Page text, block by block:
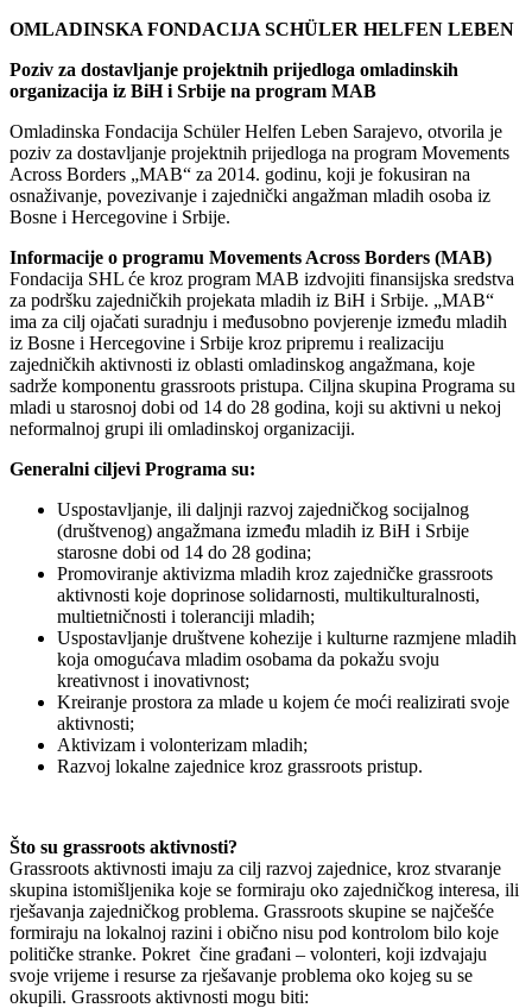
OMLADINSKA FONDACIJA SCHÜLER HELFEN LEBEN
Poziv za dostavljanje projektnih prijedloga omladinskih
organizacija iz BiH i Srbije na program MAB
Omladinska Fondacija Schüler Helfen Leben Sarajevo, otvorila je
poziv za dostavljanje projektnih prijedloga na program Movements
Across Borders „MAB“ za 2014. godinu, koji je fokusiran na
osnaživanje, povezivanje i zajednički angažman mladih osoba iz
Bosne i Hercegovine i Srbije.
Informacije o programu Movements Across Borders (MAB)
Fondacija SHL će kroz program MAB izdvojiti finansijska sredstva
za podršku zajedničkih projekata mladih iz BiH i Srbije. „MAB“
ima za cilj ojačati suradnju i međusobno povjerenje između mladih
iz Bosne i Hercegovine i Srbije kroz pripremu i realizaciju
zajedničkih aktivnosti iz oblasti omladinskog angažmana, koje
sadrže komponentu grassroots pristupa. Ciljna skupina Programa su
mladi u starosnoj dobi od 14 do 28 godina, koji su aktivni u nekoj
neformalnoj grupi ili omladinskoj organizaciji.
Generalni ciljevi Programa su:
Uspostavljanje, ili daljnji razvoj zajedničkog socijalnog
(društvenog) angažmana između mladih iz BiH i Srbije
starosne dobi od 14 do 28 godina;
Promoviranje aktivizma mladih kroz zajedničke grassroots
aktivnosti koje doprinose solidarnosti, multikulturalnosti,
multietničnosti i toleranciji mladih;
Uspostavljanje društvene kohezije i kulturne razmjene mladih
koja omogućava mladim osobama da pokažu svoju
kreativnost i inovativnost;
Kreiranje prostora za mlade u kojem će moći realizirati svoje
aktivnosti;
Aktivizam i volonterizam mladih;
Razvoj lokalne zajednice kroz grassroots pristup.
Što su grassroots aktivnosti?
Grassroots aktivnosti imaju za cilj razvoj zajednice, kroz stvaranje
skupina istomišljenika koje se formiraju oko zajedničkog interesa, ili
rješavanja zajedničkog problema. Grassroots skupine se najčešće
formiraju na lokalnoj razini i obično nisu pod kontrolom bilo koje
političke stranke. Pokret čine građani – volonteri, koji izdvajaju
svoje vrijeme i resurse za rješavanje problema oko kojeg su se
okupili. Grassroots aktivnosti mogu biti: